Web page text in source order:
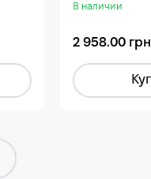
В наличии
2 958.00